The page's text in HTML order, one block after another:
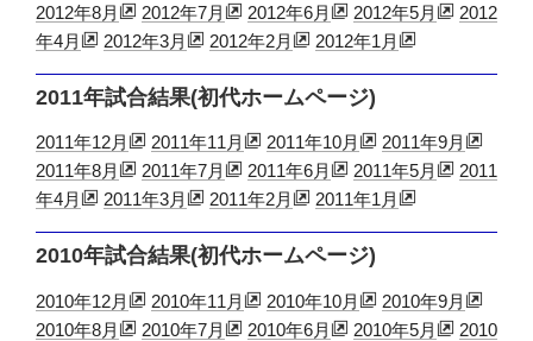
2012年8月
2012年7月 2012年6月 2012年5月
2012
年4月
2012年3月 2012年2月 2012年1月
2011年試合結果(初代ホームページ)
2011年12月 2011年11月 2011年10月
2011年9月
2011年8月
2011年7月 2011年6月 2011年5月
2011
年4月
2011年3月 2011年2月 2011年1月
2010年試合結果(初代ホームページ)
2010年12月 2010年11月 2010年10月
2010年9月
2010年8月
2010年7月 2010年6月 2010年5月
2010